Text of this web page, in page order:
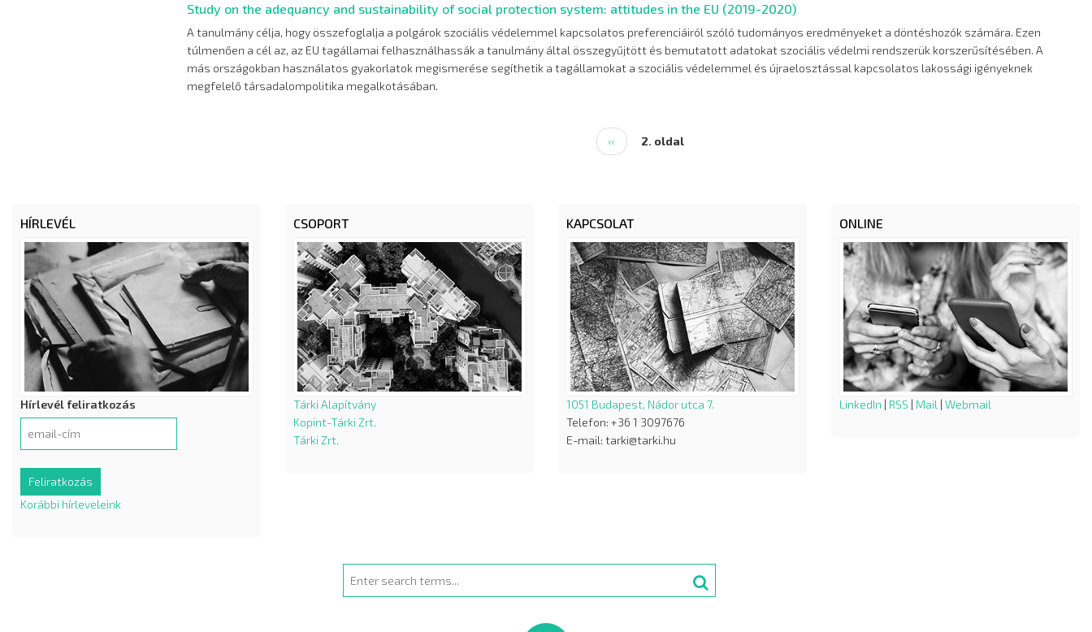
Study on the adequancy and sustainability of social protection system: attitudes in the EU (2019-2020)
A tanulmány célja, hogy összefoglalja a polgárok szociális védelemmel kapcsolatos preferenciáiról szóló tudományos eredményeket a döntéshozók számára. Ezen
túlmenően a cél az, az EU tagállamai felhasználhassák a tanulmány által összegyűjtött és bemutatott adatokat szociális védelmi rendszerük korszerűsítésében. A
más országokban használatos gyakorlatok megismerése segíthetik a tagállamokat a szociális védelemmel és újraelosztással kapcsolatos lakossági igényeknek
megfelelő társadalompolitika megalkotásában.
Előző
oldal
‹‹ 2. oldal
HÍRLEVÉL
Hírlevél feliratkozás
Korábbi hírleveleink
CSOPORT
Tárki Alapítvány
Kopint-Tárki Zrt.
Tárki Zrt.
KAPCSOLAT
1051 Budapest, Nádor utca 7.
Telefon: +36 1 3097676
E-mail: tarki@tarki.hu
ONLINE
LinkedIn RSS Mail Webmail